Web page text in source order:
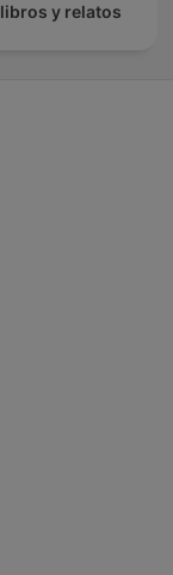
y relatos